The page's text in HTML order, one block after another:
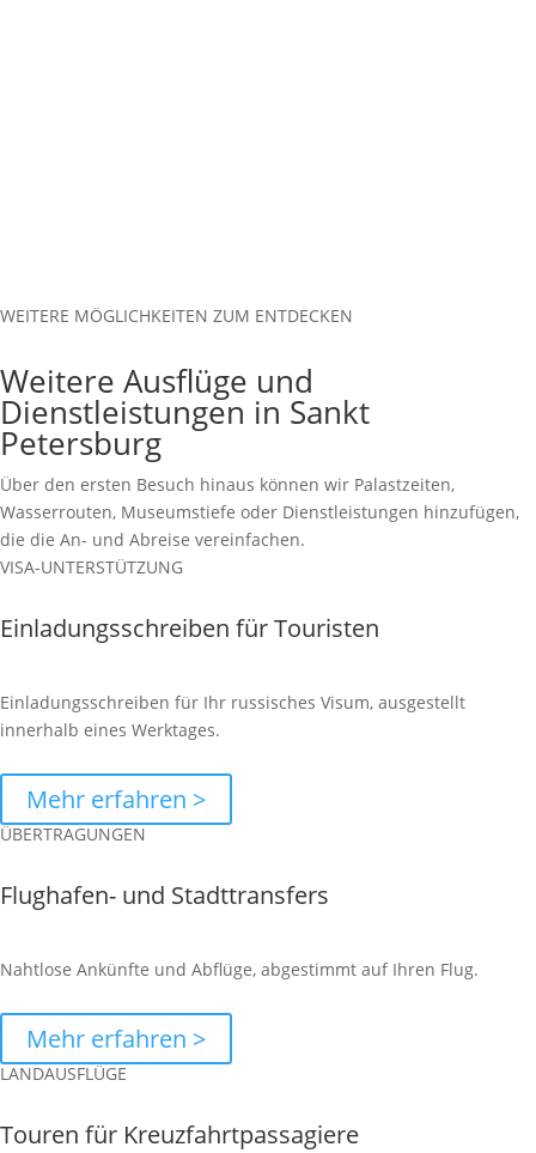
WEITERE MÖGLICHKEITEN ZUM ENTDECKEN
Weitere Ausflüge und
Dienstleistungen in Sankt
Petersburg
Über den ersten Besuch hinaus können wir Palastzeiten,
Wasserrouten, Museumstiefe oder Dienstleistungen hinzufügen,
die die An- und Abreise vereinfachen.
VISA-UNTERSTÜTZUNG
Einladungsschreiben für Touristen
Einladungsschreiben für Ihr russisches Visum, ausgestellt
innerhalb eines Werktages.
Mehr erfahren >
ÜBERTRAGUNGEN
Flughafen- und Stadttransfers
Nahtlose Ankünfte und Abflüge, abgestimmt auf Ihren Flug.
Mehr erfahren >
LANDAUSFLÜGE
Touren für Kreuzfahrtpassagiere